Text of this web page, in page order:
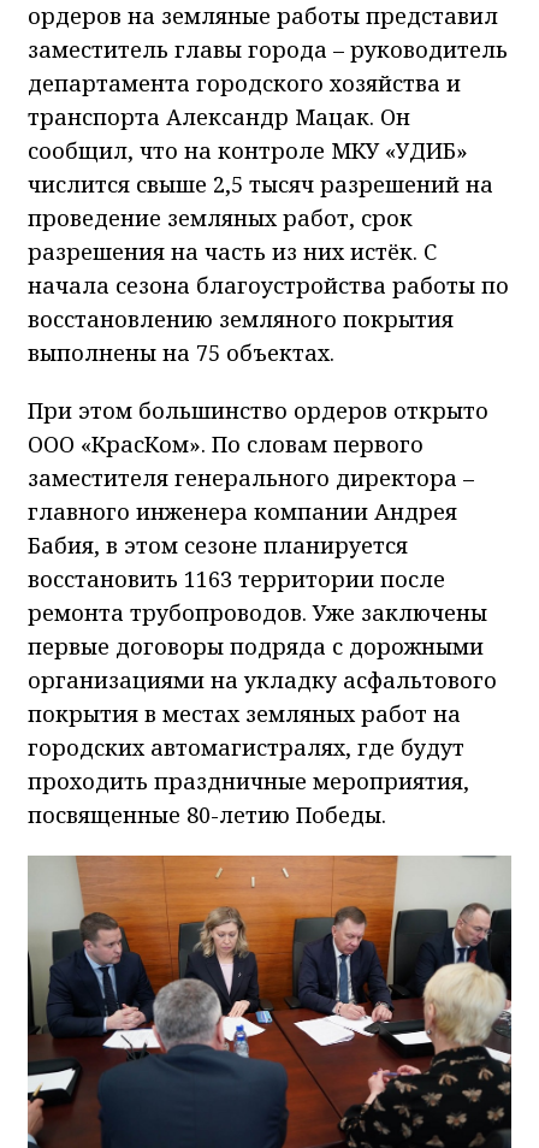
ордеров на земляные работы представил
заместитель главы города – руководитель
департамента городского хозяйства и
транспорта Александр Мацак. Он
сообщил, что на контроле МКУ «УДИБ»
числится свыше 2,5 тысяч разрешений на
проведение земляных работ, срок
разрешения на часть из них истёк. С
начала сезона благоустройства работы по
восстановлению земляного покрытия
выполнены на 75 объектах.
При этом большинство ордеров открыто
ООО «КрасКом». По словам первого
заместителя генерального директора –
главного инженера компании Андрея
Бабия, в этом сезоне планируется
восстановить 1163 территории после
ремонта трубопроводов. Уже заключены
первые договоры подряда с дорожными
организациями на укладку асфальтового
покрытия в местах земляных работ на
городских автомагистралях, где будут
проходить праздничные мероприятия,
посвященные 80-летию Победы.